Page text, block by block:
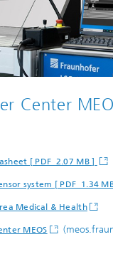
Center
[ PDF 2.07 MB ]
system [ PDF 1.34
Medical & Health
MEOS